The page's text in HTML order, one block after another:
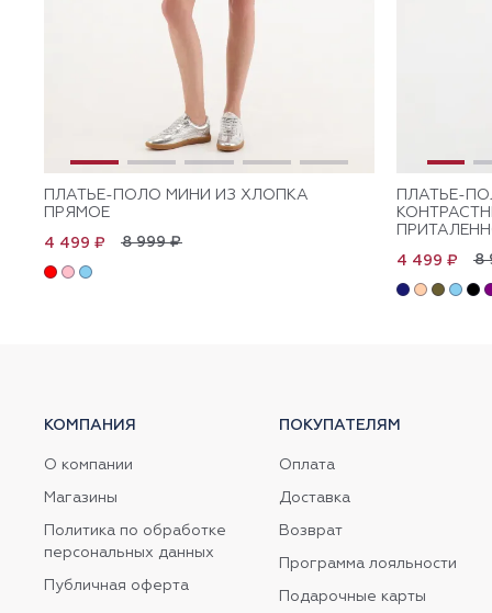
ПЛАТЬЕ-ПОЛО МИНИ ИЗ ХЛОПКА
ПРЯМОЕ
8 999 ₽
4 499 ₽
ПЛАТЬЕ-
8
4 499 ₽
КОМПАНИЯ
О компании
Магазины
Политика по обработке
персональных данных
Публичная оферта
ПОКУПАТЕЛЯМ
Оплата
Доставка
Возврат
Программа лояльности
Подарочные карты